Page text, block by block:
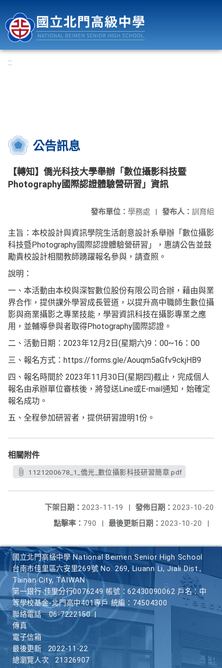
:::
公告訊息
【轉知】僑光科技大學舉辦「數位攝影科技暨
Photography國際認證體驗營研習」資訊
發布人： 訓育組
發布單位： 學務處 |
主旨：本校設計與資訊學院生活創意設計系舉辦「數位攝影
科技暨Photography國際認證體驗營研習」，惠請公告並鼓
勵貴校設計相關教師踴躍報名參與，請查照。
說明：
一、本活動由本校與深智數位股份有限公司合辦，藉由與業
界合作，提供課外學習成長管道，以提升高中職師生數位攝
影與商業攝影之專業技能，學習資訊科技在攝影專業之應
用，並輔導參與者取得Photography國際認證。
二、活動日期：2023年12月2日(星期六)9：00~16：00
三、報名方式：https://forms.gle/Aouqm5aGfv9ckjHB9
四、報名時間於 2023年11月30日(星期四)截止，完成個人
報名由承辦單位審核後，將發送Line或E-mail通知，始確定
報名成功。
五、全程參加研習者，提供研習證明1份。
相關附件
1121200678_1_僑光_數位攝影科技研習簡章.pdf
發佈日期： 2023-10-20
下架日期： 2023-11-19
|
最後更新日期： 2023-10-20 |
點擊率： 790 |
國立北門高級中學 National Beimen Senior High School
台南市佳里區六安里269號 No. 269, Liuann Li, Jiali Dist.,
Tainan City, TAIWAN
第一銀行 佳里分行0076249 帳號：62430090062 戶名：中
等學校基金-北門高中401專戶 統編：74504300
聯絡電話
06-7222150
傳真
電子信箱
最後更新
2022-11-22
總瀏覽人次
21326907